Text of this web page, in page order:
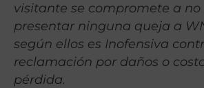
visitante se compromete a
presentar ninguna queja a
según ellos es Inofensiva
reclamación por daños o
pérdida.